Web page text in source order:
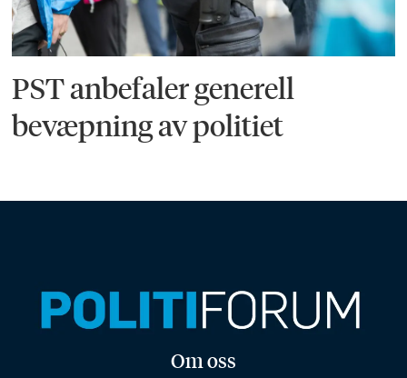
PST anbefaler generell
bevæpning av politiet
Om oss